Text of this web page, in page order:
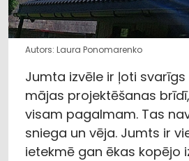
Autors: Laura Ponomarenko
Jumta izvēle ir ļoti
mājas projektēšanas
visam pagalmam. Tas
sniega un vēja. Jumts ir
ietekmē gan ēkas kopējo